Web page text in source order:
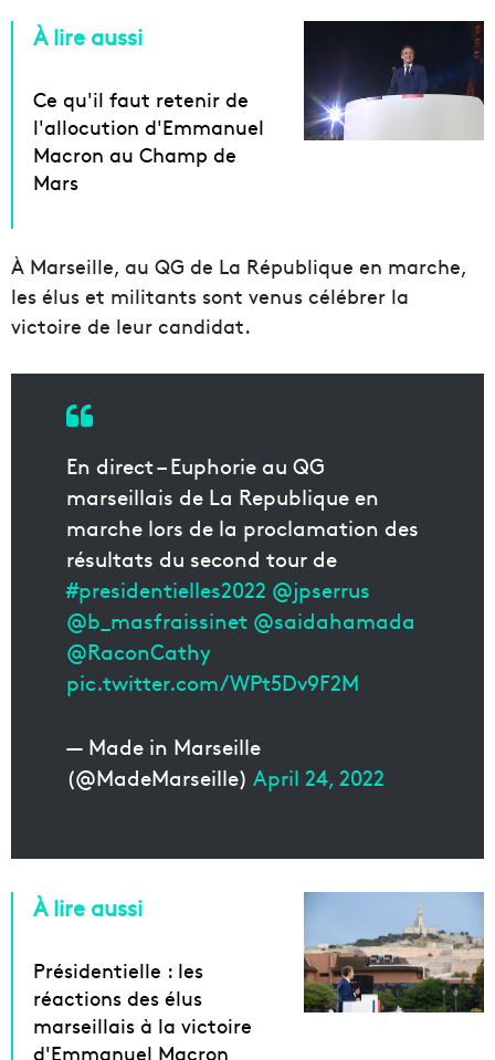
À lire aussi
Ce qu'il faut retenir de
l'allocution d'Emmanuel
Macron au Champ de
Mars
À Marseille, au QG de La République en marche,
les élus et militants sont venus célébrer la
victoire de leur candidat.
En direct – Euphorie au QG
marseillais de La Republique en
marche lors de la proclamation des
résultats du second tour de
#presidentielles2022 @jpserrus
@b_masfraissinet @saidahamada
@RaconCathy
pic.twitter.com/WPt5Dv9F2M
— Made in Marseille
(@MadeMarseille) April 24, 2022
À lire aussi
Présidentielle : les
réactions des élus
marseillais à la victoire
d'Emmanuel Macron